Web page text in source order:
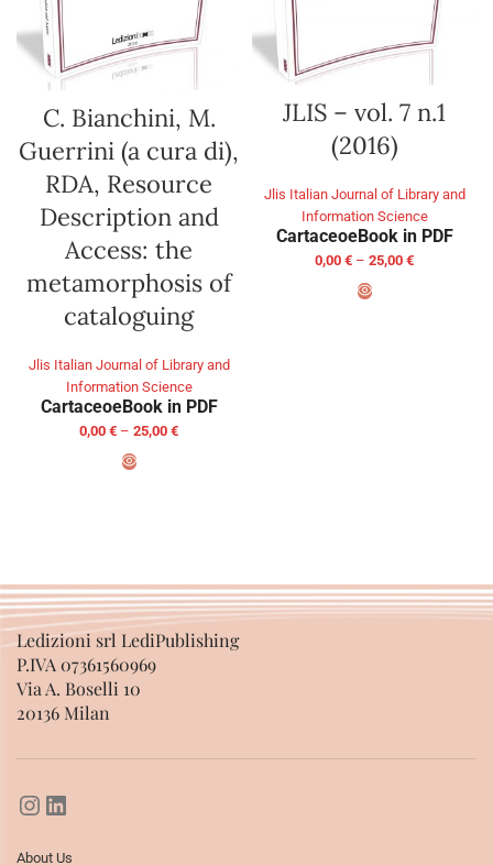
C. Bianchini, M.
Guerrini (a cura di),
RDA, Resource
Description and
Access: the
metamorphosis of
cataloguing
Jlis Italian Journal of Library and
Information Science
CartaceoeBook in PDF
0,00 € – 25,00 €
JLIS – vol. 7 n.1
(2016)
Jlis Italian Journal of Library and
Information Science
CartaceoeBook in PDF
0,00 € – 25,00 €
Ledizioni srl LediPublishing
P.IVA 07361560969
Via A. Boselli 10
20136 Milan
About Us